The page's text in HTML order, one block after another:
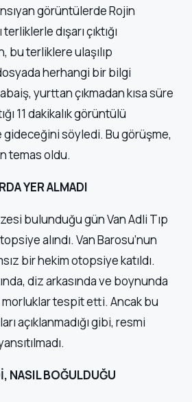
görüntülerde Rojin
dışarı çıktığı
bu terliklere ulaşılıp
herhangi bir bilgi
yurttan çıkmadan kısa süre
11 dakikalık görüntülü
söyledi. Bu görüşme,
temas oldu.
YER ALMADI
bulunduğu gün Van Adli Tıp
alındı. Van Barosu’nun
bir hekim otopsiye katıldı.
diz arkasında ve boynunda
tespit etti. Ancak bu
açıklanmadığı gibi, resmi
NASIL BOĞULDUĞU